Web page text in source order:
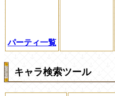
パーティ一覧
キャラ検索ツール